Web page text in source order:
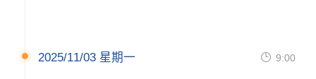
2025/11/03 星期一  9:00